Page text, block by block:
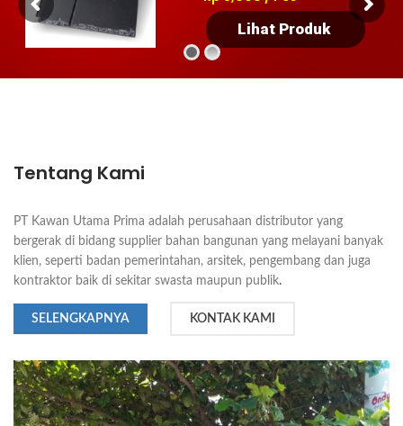
Lihat Produk
Tentang Kami
PT Kawan Utama Prima adalah perusahaan distributor yang
bergerak di bidang supplier bahan bangunan yang melayani banyak
klien, seperti badan pemerintahan, arsitek, pengembang dan juga
kontraktor baik di sekitar swasta maupun publik.
SELENGKAPNYA KONTAK KAMI